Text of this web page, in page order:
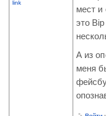
link
мест и
это
А из
меня